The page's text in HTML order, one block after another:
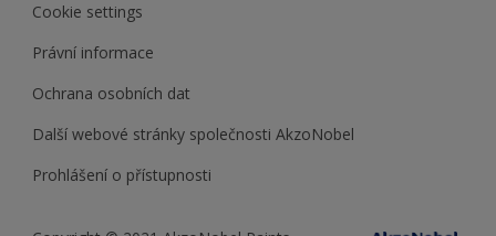
Cookie settings
Právní informace
Ochrana osobních dat
Další webové stránky společnosti AkzoNobel
Prohlášení o přístupnosti